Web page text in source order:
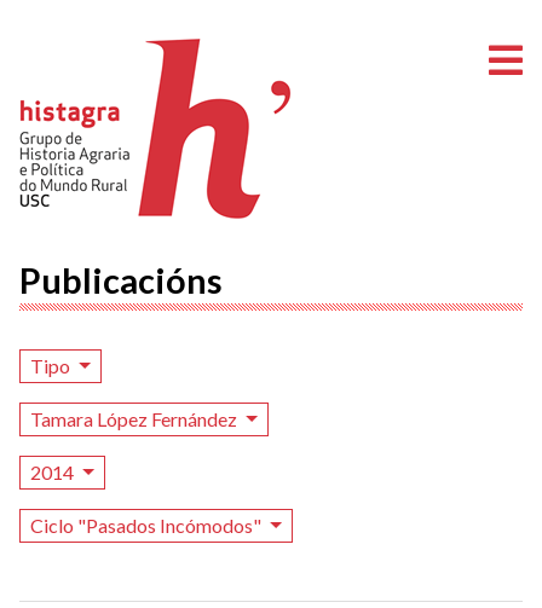
Publicacións
Tipo
Tamara López Fernández
2014
Ciclo "Pasados Incómodos"